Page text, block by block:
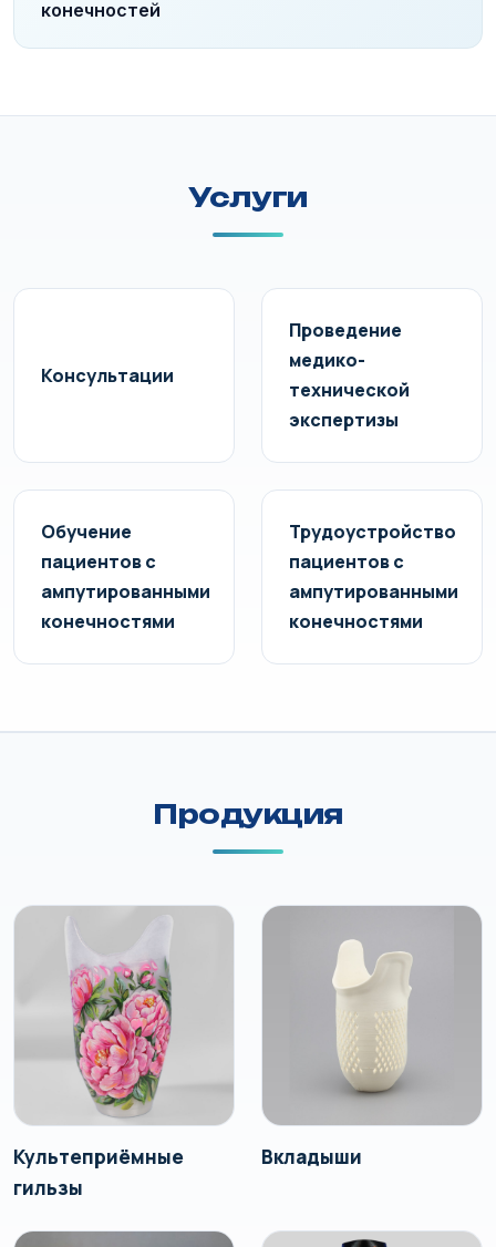
конечностей
Услуги
Консультации
Проведение
медико-
технической
экспертизы
Обучение
пациентов с
ампутированными
конечностями
Трудоустройство
пациентов с
ампутированными
конечностями
Продукция
Культеприёмные
гильзы
Вкладыши